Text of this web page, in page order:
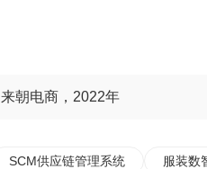
来朝电商，2022年
SCM供应链管理系统 服装数